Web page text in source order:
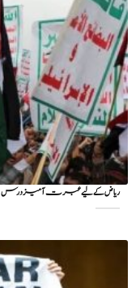
ریاض کے لیے عبرت آمیز درس